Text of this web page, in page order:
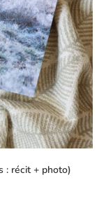
: récit + photo)